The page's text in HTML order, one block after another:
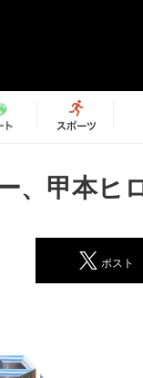
、甲本ヒ
ポスト